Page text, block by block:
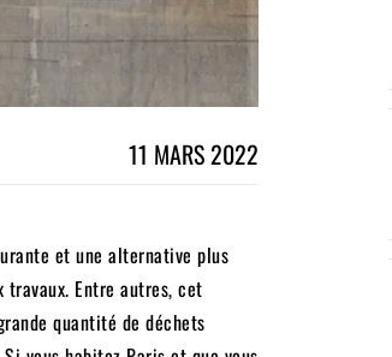
11 MARS 2022
et une alternative plus
Entre autres, cet
quantité de déchets